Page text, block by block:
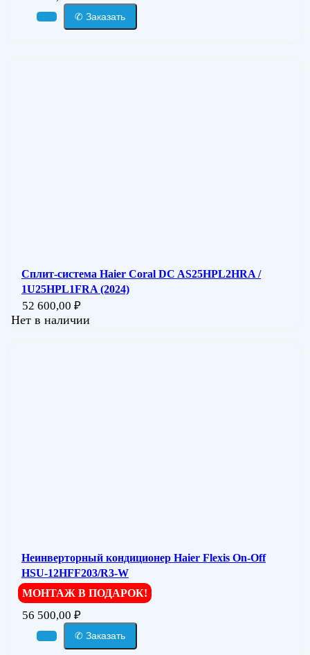
✆ Заказать
Сплит-система Haier Coral DC AS25HPL2HRA /
1U25HPL1FRA (2024)
52 600,00 ₽
Нет в наличии
Неинверторный кондиционер Haier Flexis On-Off
HSU-12HFF203/R3-W
МОНТАЖ В ПОДАРОК!
56 500,00 ₽
✆ Заказать